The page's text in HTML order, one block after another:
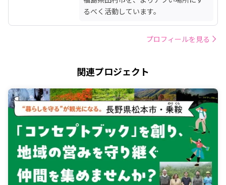
るべく活動しています。
プロフィールを見る
関連プロジェクト